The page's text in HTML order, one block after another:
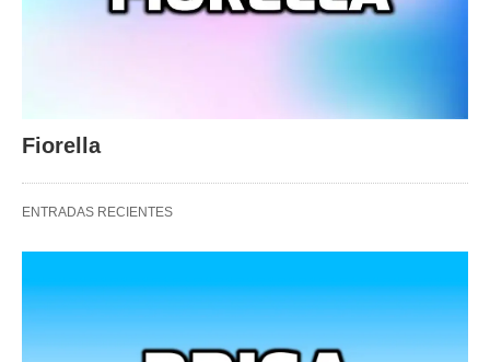
Fiorella
ENTRADAS RECIENTES